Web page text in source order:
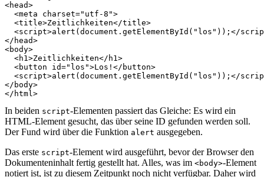
<head>
<meta charset="utf-8">
<title>Zeitlichkeiten</title>
<script>alert (document . getElementById ( "los" ));</
</ head>
<body>
<h1 >Zeitlichkeiten</ h1 >
<button id="los">Los! </ button>
<script>alert (document . getElementById ( "los" ));</
</ body>
</ html >
In beiden script-Elementen passiert das Gleiche: Es wird ein
HTML-Element gesucht, das über seine ID gefunden werden soll.
Der Fund wird über die Funktion alert ausgegeben.
Das erste script-Element wird ausgeführt, bevor der Browser den
Dokumenteninhalt fertig gestellt hat. Alles, was im <body>-Element
notiert ist, ist zu diesem Zeitpunkt noch nicht verfügbar. Daher wird